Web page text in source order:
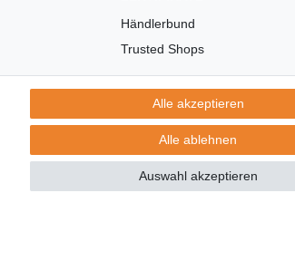
Händlerbund
Trusted Shops
Alle akzeptieren
Alle ablehnen
Auswahl akzeptieren